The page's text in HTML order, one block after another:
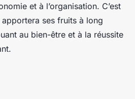
et à l’organisation. C’est
ses fruits à long
au bien-être et à la réussite